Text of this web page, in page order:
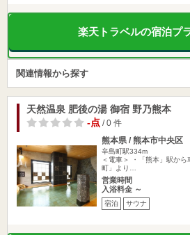
楽天トラベルの宿泊プ
関連情報から探す
天然温泉 肥後の湯 御宿 野乃熊本
-点/ 0 件
熊本県 / 熊本市中央区
辛島町駅334m
＜電車＞ ・「熊本」駅か
町」より…
営業時間
入浴料金 ～
宿泊 サウナ